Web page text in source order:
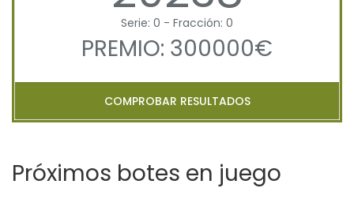
Serie: 0 - Fracción: 0
PREMIO: 300000€
COMPROBAR RESULTADOS
Próximos botes en juego